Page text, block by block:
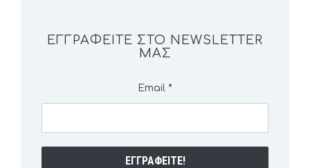
ΕΓΓΡΑΦΕΊΤΕ ΣΤΟ NEWSLETTER
ΜΑΣ
Email *